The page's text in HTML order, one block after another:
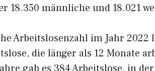
18.350 männliche und 18.021
Arbeitslosenzahl im Jahr 2022
die länger als 12 Monate